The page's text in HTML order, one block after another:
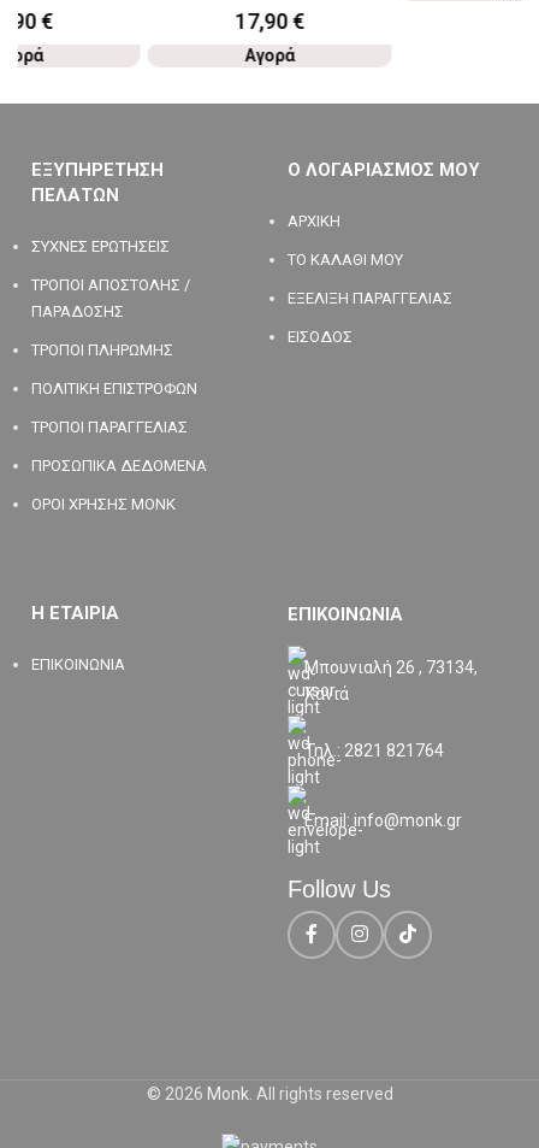
€ 17,90€
Αγορά
ΕΞΥΠΗΡΕΤΗΣΗ
ΠΕΛΑΤΩΝ
ΣΥΧΝΕΣ ΕΡΩΤΗΣΕΙΣ
ΤΡΟΠΟΙ ΑΠΟΣΤΟΛΗΣ /
ΠΑΡΑΔΟΣΗΣ
ΤΡΟΠΟΙ ΠΛΗΡΩΜΗΣ
ΠΟΛΙΤΙΚΗ ΕΠΙΣΤΡΟΦΩΝ
ΤΡΟΠΟΙ ΠΑΡΑΓΓΕΛΙΑΣ
ΠΡΟΣΩΠΙΚΑ ΔΕΔΟΜΕΝΑ
ΟΡΟΙ ΧΡΗΣΗΣ MONK
Ο ΛΟΓΑΡΙΑΣΜΟΣ ΜΟΥ
ΑΡΧΙΚΗ
ΤΟ ΚΑΛΑΘΙ ΜΟΥ
ΕΞΕΛΙΞΗ ΠΑΡΑΓΓΕΛΙΑΣ
ΕΙΣΟΔΟΣ
Η ΕΤΑΙΡΙΑ
ΕΠΙΚΟΙΝΩΝΙΑ
ΕΠΙΚΟΙΝΩΝΙΑ
Μπουνιαλή 26 , 73134,
Χανιά
Τηλ.: 2821 821764
Email: info@monk.gr
Follow Us
© 2026 Monk. All rights reserved